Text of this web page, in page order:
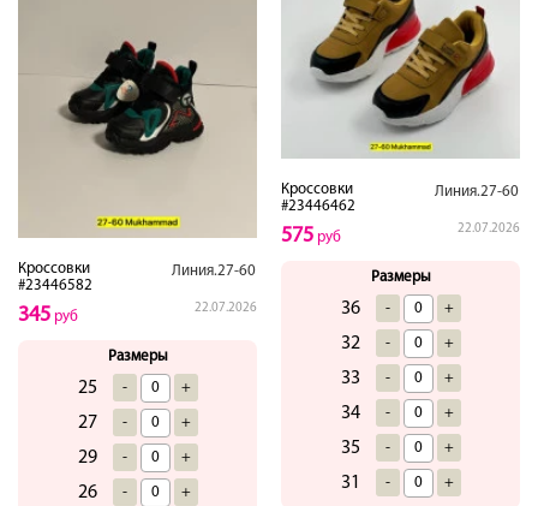
Кроссовки
#23446582
Линия.27-60
22.07.2026
345 руб
Размеры
25 - +
27 - +
29 - +
26 - +
Кроссовки
#23446462
Линия.27-60
22.07.2026
575 руб
Размеры
36 - +
32 - +
33 - +
34 - +
35 - +
31 - +